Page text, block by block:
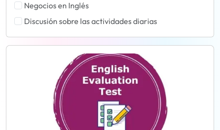
Negocios en Inglés
Discusión sobre las actividades diarias